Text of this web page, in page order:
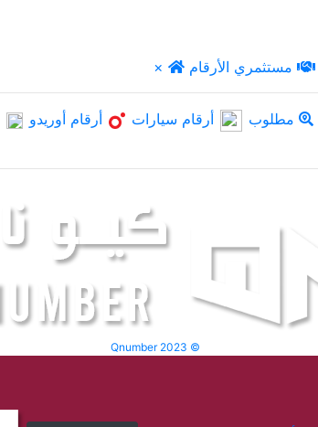
× مستثمري الأرقام
مطلوب أرقام سيارات أرقام أوريدو
Qnumber 2023 ©